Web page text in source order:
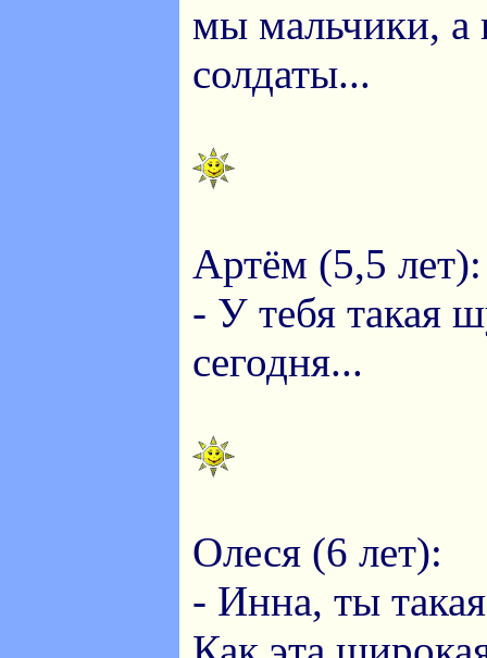
мы мальчики, а
солдаты...
Артём (5,5 лет):
- У тебя такая
сегодня...
Олеся (6 лет):
- Инна, ты